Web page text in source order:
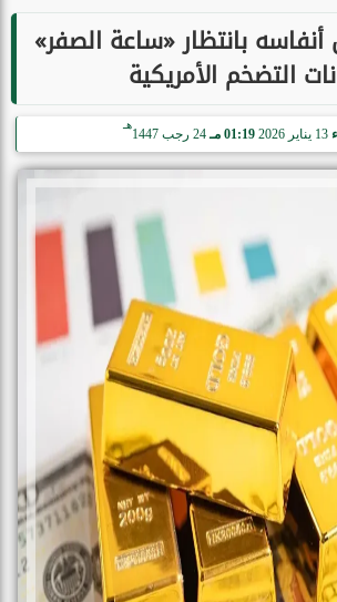
بانتظار «ساعة الصفر»
التضخم الأمريكية
13 يناير 2026 01:19 مـ 24 رجب 1447
هـ